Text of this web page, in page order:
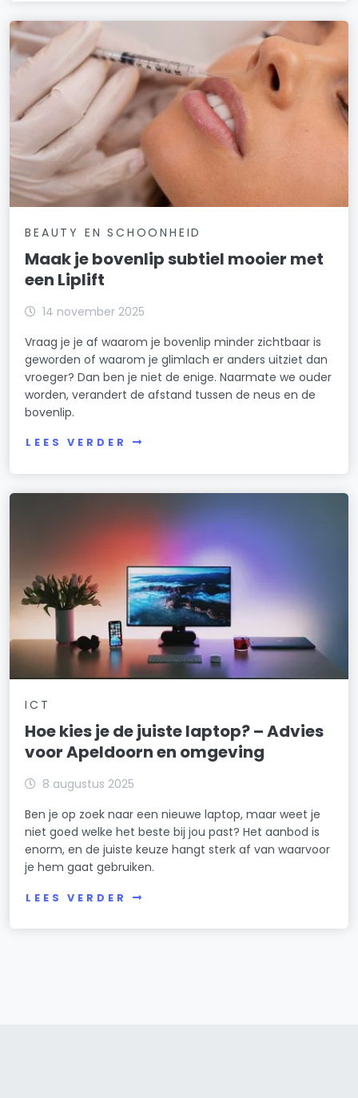
BEAUTY EN SCHOONHEID
Maak je bovenlip subtiel mooier met
een Liplift
14 november 2025
Vraag je je af waarom je bovenlip minder zichtbaar is
geworden of waarom je glimlach er anders uitziet dan
vroeger? Dan ben je niet de enige. Naarmate we ouder
worden, verandert de afstand tussen de neus en de
bovenlip.
LEES VERDER
ICT
Hoe kies je de juiste laptop? – Advies
voor Apeldoorn en omgeving
8 augustus 2025
Ben je op zoek naar een nieuwe laptop, maar weet je
niet goed welke het beste bij jou past? Het aanbod is
enorm, en de juiste keuze hangt sterk af van waarvoor
je hem gaat gebruiken.
LEES VERDER